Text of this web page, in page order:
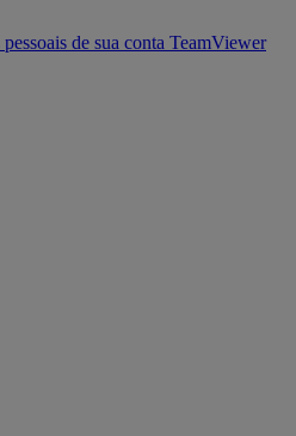
de sua conta TeamViewer